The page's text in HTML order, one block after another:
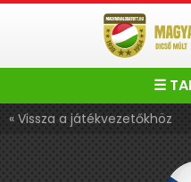
☰
« Vissza a játékvezetőkhöz